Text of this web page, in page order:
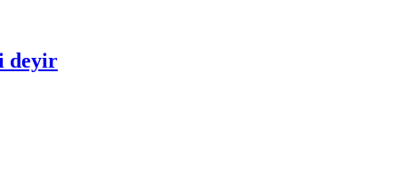
deyir